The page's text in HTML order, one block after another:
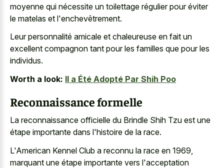
moyenne qui nécessite un toilettage régulier pour éviter
le matelas et l'enchevêtrement.
Leur personnalité amicale et chaleureuse en fait un
excellent compagnon tant pour les familles que pour les
individus.
Worth a look: Il a Été Adopté Par Shih Poo
Reconnaissance formelle
La reconnaissance officielle du Brindle Shih Tzu est une
étape importante dans l'histoire de la race.
L'American Kennel Club a reconnu la race en 1969,
marquant une étape importante vers l'acceptation